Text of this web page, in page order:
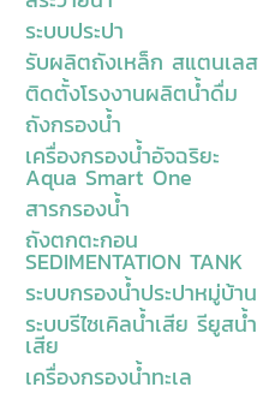
ระบบประปา
รับผลิตถังเหล็ก สแตนเลส
ติดตั้งโรงงานผลิตน้ำดื่ม
ถังกรองน้ำ
เครื่องกรองน้ำอัจฉริยะ
Aqua Smart One
สารกรองน้ำ
ถังตกตะกอน
SEDIMENTATION TANK
ระบบกรองน้ำประปาหมู่บ้าน
ระบบรีไซเคิลน้ำเสีย รียูสน้ำ
เสีย
เครื่องกรองน้ำทะเล